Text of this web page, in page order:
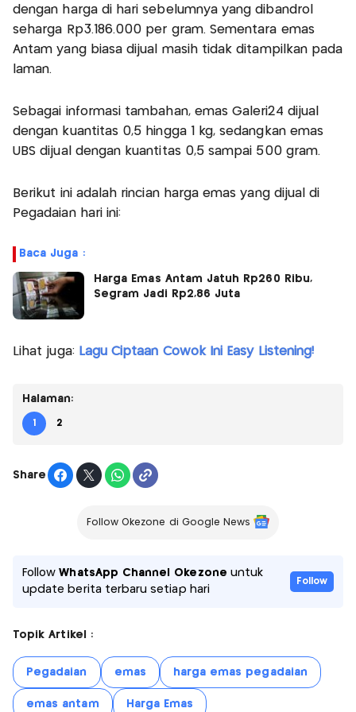
dengan harga di hari sebelumnya yang dibandrol
seharga Rp3.186.000 per gram. Sementara emas
Antam yang biasa dijual masih tidak ditampilkan pada
laman.
Sebagai informasi tambahan, emas Galeri24 dijual
dengan kuantitas 0,5 hingga 1 kg, sedangkan emas
UBS dijual dengan kuantitas 0,5 sampai 500 gram.
Berikut ini adalah rincian harga emas yang dijual di
Pegadaian hari ini:
Baca Juga :
Harga Emas Antam Jatuh Rp260 Ribu,
Segram Jadi Rp2,86 Juta
Lihat juga: Lagu Ciptaan Cowok Ini Easy Listening!
Halaman:
1 2
Share
Follow Okezone di Google News
FollowWhatsApp Channel Okezone untuk
update berita terbaru setiap hari
Follow
Topik Artikel :
Pegadaian emas harga emas pegadaian
emas antam Harga Emas